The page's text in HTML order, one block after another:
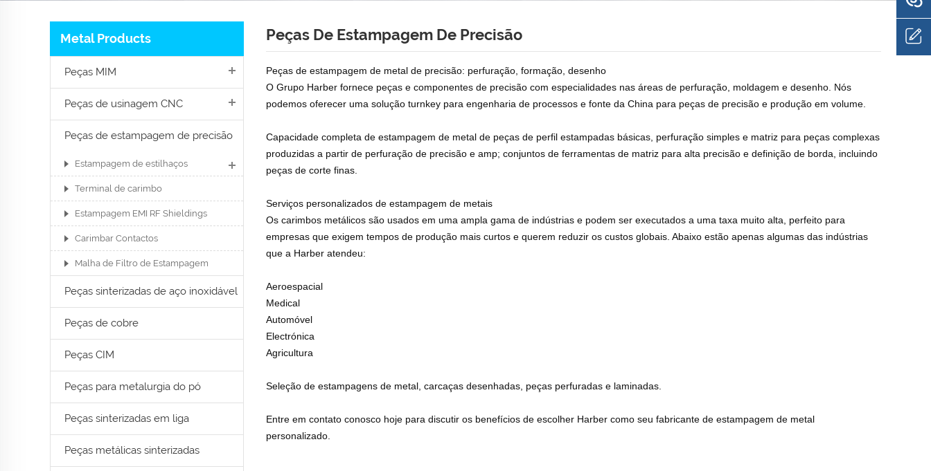
Metal Products
Peças MIM
Peças de usinagem CNC
Peças de estampagem de precisão
Estampagem de estilhaços
Terminal de carimbo
Estampagem EMI RF Shieldings
Carimbar Contactos
Malha de Filtro de Estampagem
Peças sinterizadas de aço inoxidável
Peças de cobre
Peças CIM
Peças para metalurgia do pó
Peças sinterizadas em liga
Peças metálicas sinterizadas
Peças De Estampagem De Precisão
Peças de estampagem de metal de precisão: perfuração, formação, desenho
O Grupo Harber fornece peças e componentes de precisão com especialidades nas áreas de perfuração, moldagem e desenho. Nós
podemos oferecer uma solução turnkey para engenharia de processos e fonte da China para peças de precisão e produção em volume.
Capacidade completa de estampagem de metal de peças de perfil estampadas básicas, perfuração simples e matriz para peças complexas
produzidas a partir de perfuração de precisão e amp; conjuntos de ferramentas de matriz para alta precisão e definição de borda, incluindo
peças de corte finas.
Serviços personalizados de estampagem de metais
Os carimbos metálicos são usados em uma ampla gama de indústrias e podem ser executados a uma taxa muito alta, perfeito para
empresas que exigem tempos de produção mais curtos e querem reduzir os custos globais. Abaixo estão apenas algumas das indústrias
que a Harber atendeu:
Aeroespacial
Medical
Automóvel
Electrónica
Agricultura
Seleção de estampagens de metal, carcaças desenhadas, peças perfuradas e laminadas.
Entre em contato conosco hoje para discutir os benefícios de escolher Harber como seu fabricante de estampagem de metal
personalizado.